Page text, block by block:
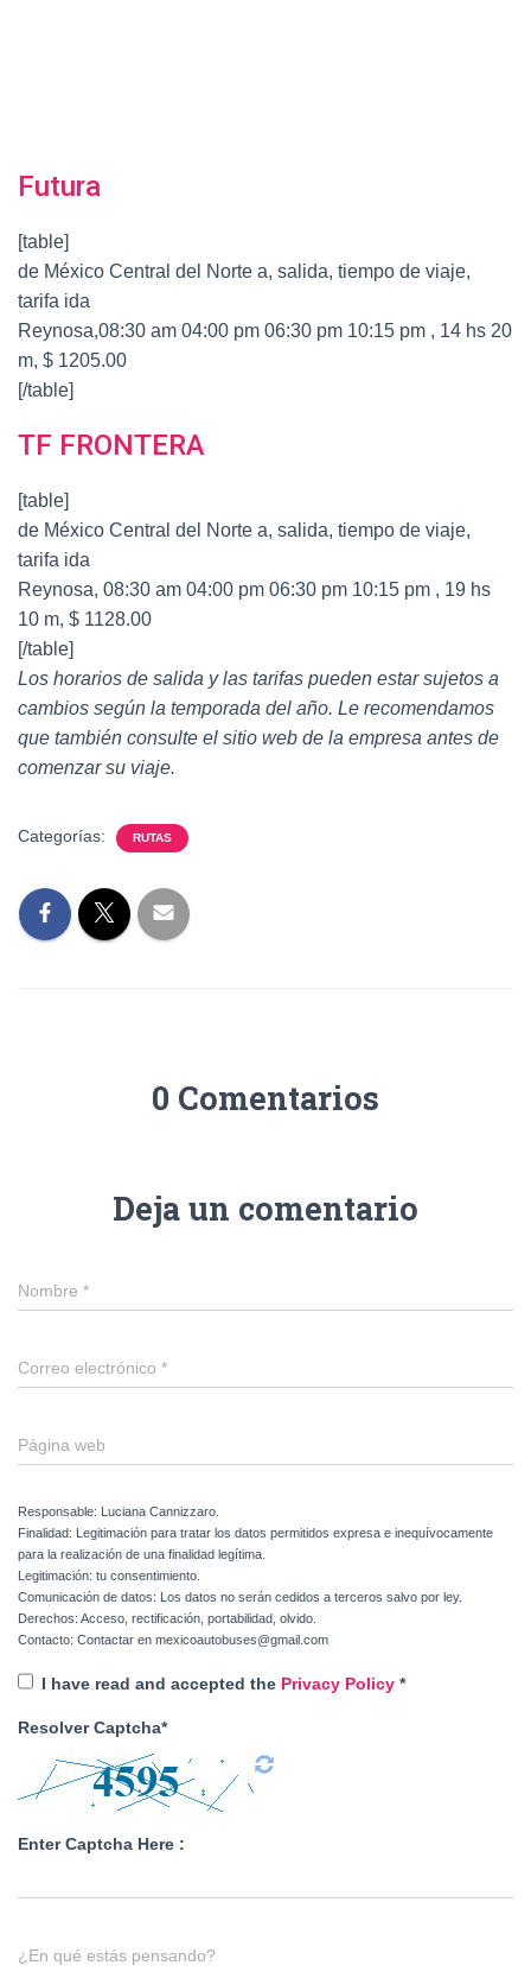
Futura
[table]
de México Central del Norte a, salida, tiempo de viaje,
tarifa ida
Reynosa,08:30 am 04:00 pm 06:30 pm 10:15 pm , 14 hs 20
m, $ 1205.00
[/table]
TF FRONTERA
[table]
de México Central del Norte a, salida, tiempo de viaje,
tarifa ida
Reynosa, 08:30 am 04:00 pm 06:30 pm 10:15 pm , 19 hs
10 m, $ 1128.00
[/table]
Los horarios de salida y las tarifas pueden estar sujetos a
cambios según la temporada del año. Le recomendamos
que también consulte el sitio web de la empresa antes de
comenzar su viaje.
Categorías: RUTAS
0 Comentarios
Deja un comentario
Nombre *
Correo electrónico *
Página web
Responsable: Luciana Cannizzaro.
Finalidad: Legitimación para tratar los datos permitidos expresa e inequívocamente
para la realización de una finalidad legítima.
Legitimación: tu consentimiento.
Comunicación de datos: Los datos no serán cedidos a terceros salvo por ley.
Derechos: Acceso, rectificación, portabilidad, olvido.
Contacto: Contactar en mexicoautobuses@gmail.com
I have read and accepted the Privacy Policy *
Resolver Captcha*
Enter Captcha Here :
¿En qué estás pensando?